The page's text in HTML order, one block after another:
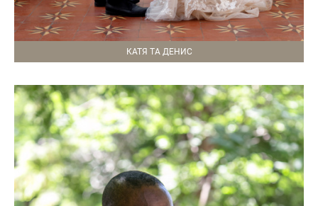
КАТЯ ТА ДЕНИС